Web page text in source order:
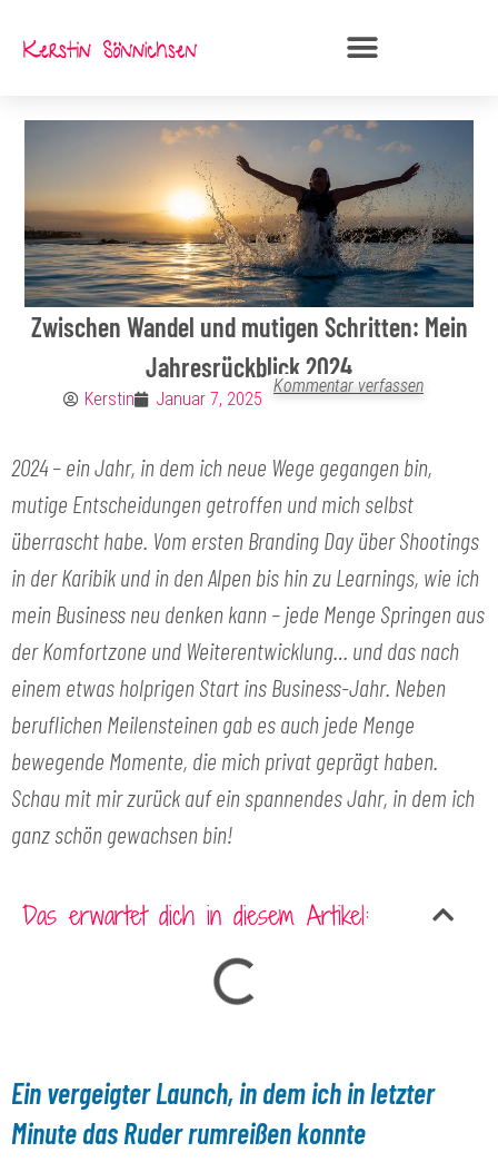
Inhalt
Zwischen Wandel und mutigen Schritten: Mein
Jahresrückblick 2024
Kerstin Januar 7, 2025
Kommentar verfassen
2024 – ein Jahr, in dem ich neue Wege gegangen bin,
mutige Entscheidungen getroffenund mich selbst
überrascht habe. Vom ersten Branding Day über Shootings
in der Karibik und in den Alpen bis hin zu Learnings, wie ich
mein Business neu denken kann – jede Menge Springen aus
der Komfortzone und Weiterentwicklung… und das nach
einem etwas holprigen Start ins Business-Jahr. Neben
beruflichen Meilensteinen gab es auch jede Menge
bewegende Momente, die mich privat geprägt haben.
Schau mit mir zurück auf ein spannendes Jahr, in dem ich
ganz schön gewachsen bin!
Das erwartet dich in diesem Artikel:
Ein vergeigter Launch, in dem ich in letzter
Minute das Ruder rumreißen konnte